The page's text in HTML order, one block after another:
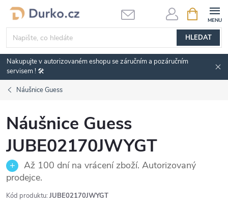
Přejít
obsah
HLEDAT
NÁKUPNÍ
KOŠÍK
Nakupujte v autorizovaném eshopu se záručním a pozáručním
servisem ! 🛠️
Náušnice Guess
Náušnice Guess
JUBE02170JWYGT
Až 100 dní na vrácení zboží. Autorizovaný
prodejce.
Kód produktu: JUBE02170JWYGT